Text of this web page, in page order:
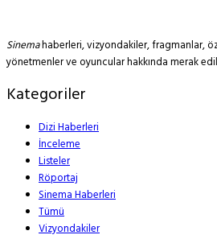
Sinemahaberleri, vizyondakiler, fragmanlar,
yönetmenler ve oyuncular hakkında merak
Kategoriler
Dizi Haberleri
İnceleme
Listeler
Röportaj
Sinema Haberleri
Tümü
Vizyondakiler